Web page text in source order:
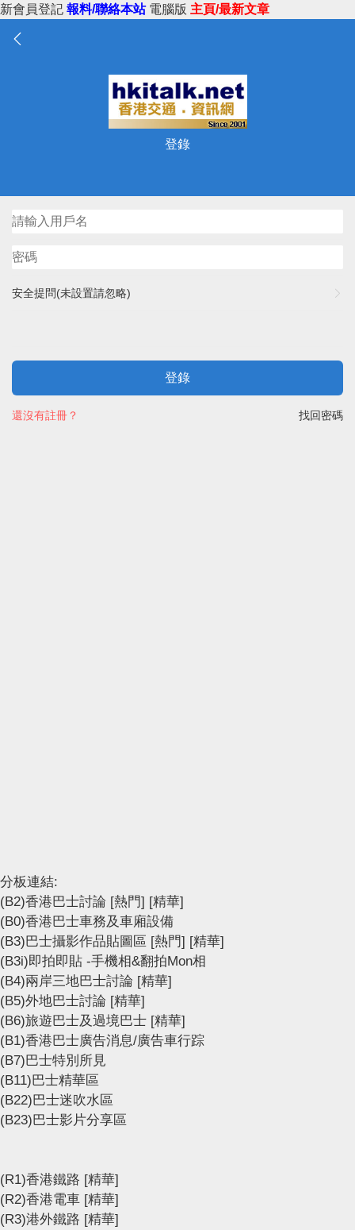
新會員登記 報料/聯絡本站 電腦版 主頁/最新文章
登錄
安全提問(未設置請忽略)
登錄
找回密碼
還沒有註冊？
分板連結:
(B2)香港巴士討論 [熱門] [精華]
(B0)香港巴士車務及車廂設備
(B3)巴士攝影作品貼圖區 [熱門] [精華]
(B3i)即拍即貼 -手機相&翻拍Mon相
(B4)兩岸三地巴士討論 [精華]
(B5)外地巴士討論 [精華]
(B6)旅遊巴士及過境巴士 [精華]
(B1)香港巴士廣告消息/廣告車行踪
(B7)巴士特別所見
(B11)巴士精華區
(B22)巴士迷吹水區
(B23)巴士影片分享區
(R1)香港鐵路 [精華]
(R2)香港電車 [精華]
(R3)港外鐵路 [精華]